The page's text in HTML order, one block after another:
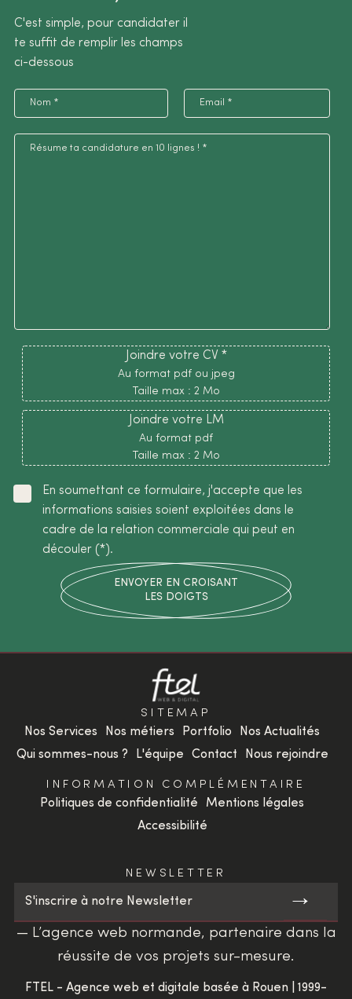
C'est simple, pour candidater il
te suffit de remplir les champs
ci-dessous
Joindre votre CV *
Au format pdf ou jpeg
Taille max : 2 Mo
Joindre votre LM
Au format pdf
Taille max : 2 Mo
En soumettant ce formulaire, j'accepte que les
informations saisies soient exploitées dans le
cadre de la relation commerciale qui peut en
découler (*).
ENVOYER EN CROISANT
LES DOIGTS
— L’agence web normande, partenaire dans la
réussite de vos projets sur-mesure.
FTEL - Agence web et digitale basée à Rouen | 1999-
SITEMAP
Nos Services Nos métiers Portfolio
Nos Actualités
Qui sommes-nous ?
L'équipe Contact Nous rejoindre
INFORMATION COMPLÉMENTAIRE
Politiques de confidentialité
Mentions légales
Accessibilité
NEWSLETTER
S'inscrire à notre Newsletter →